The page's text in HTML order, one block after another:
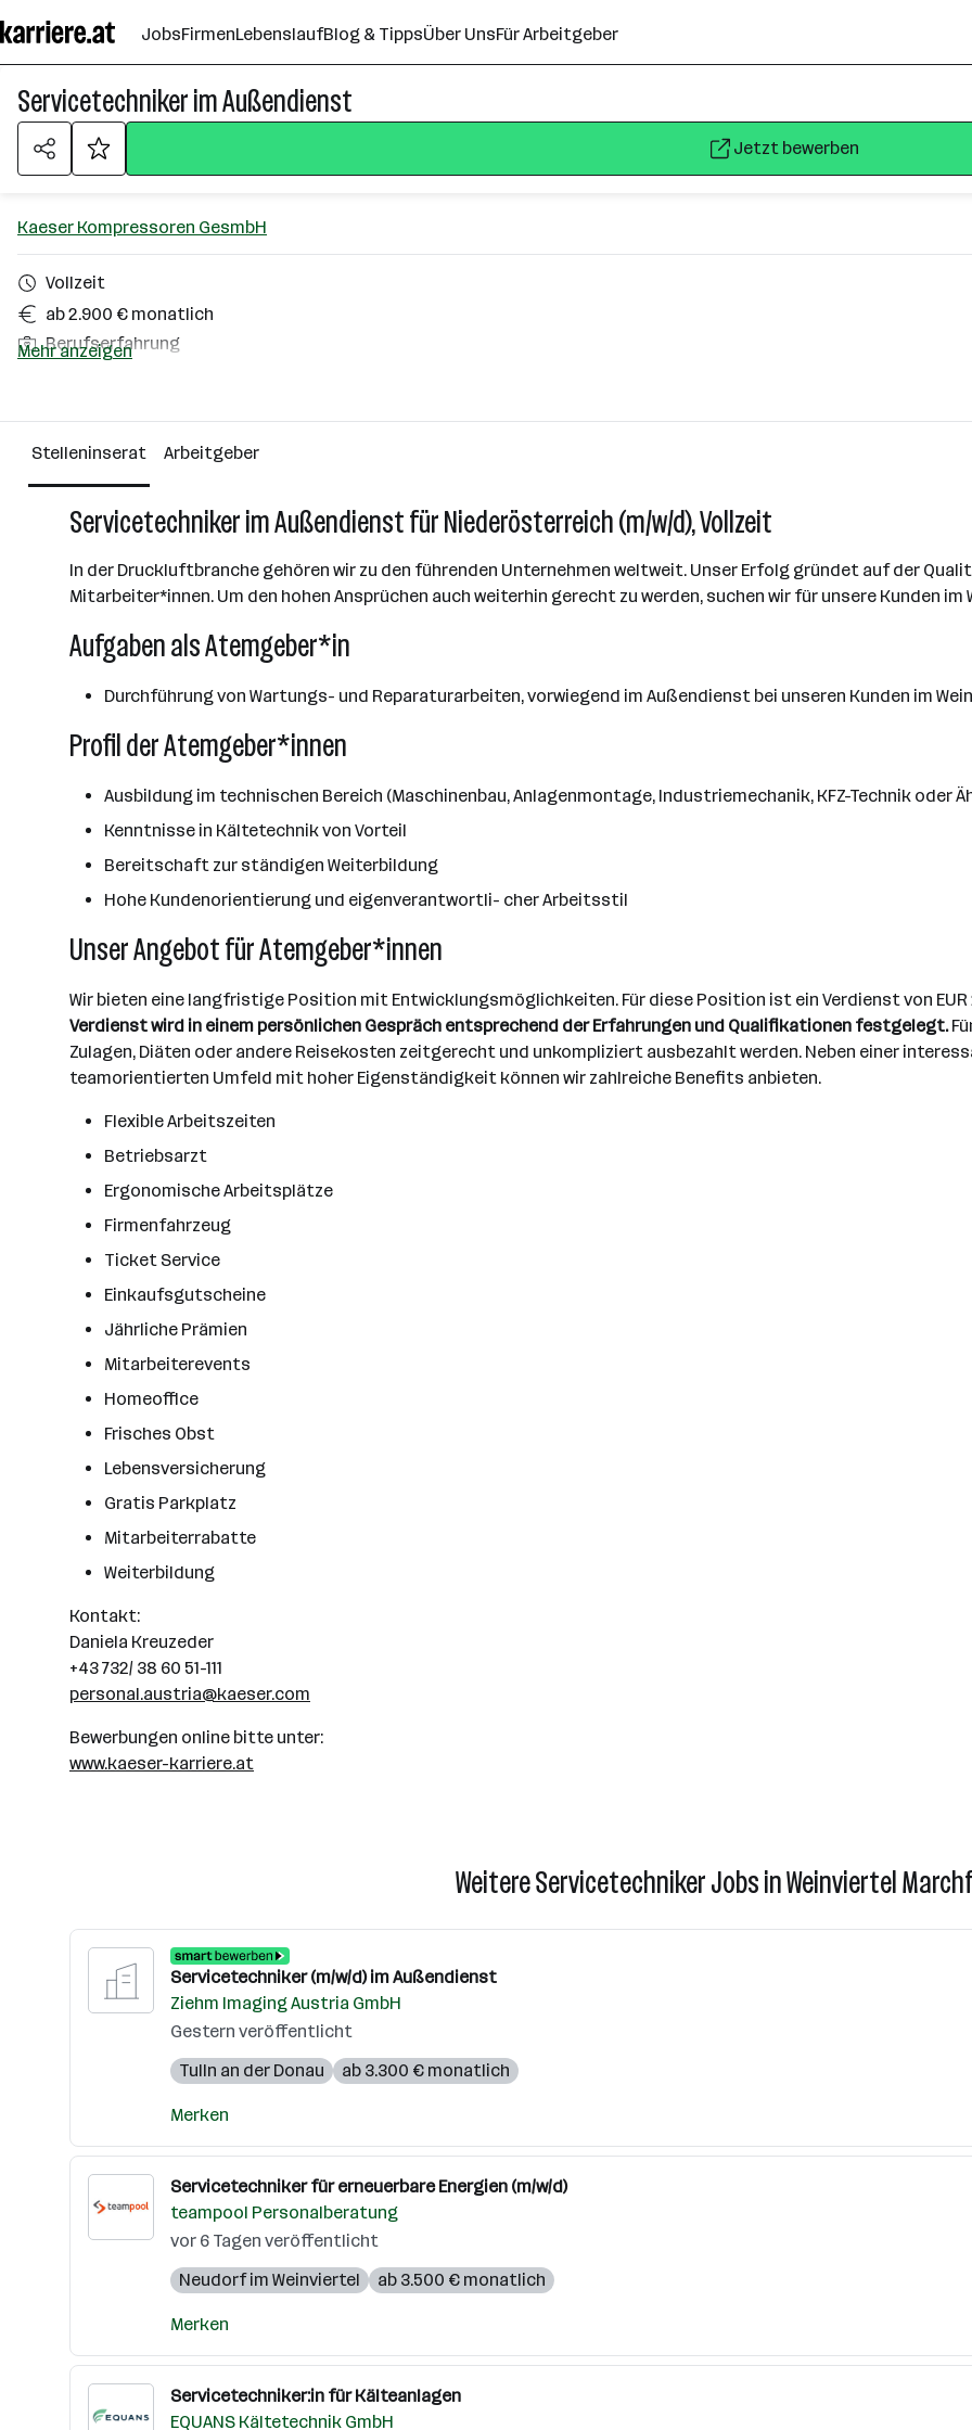
Seiteninhalt
springen
JobsFirmenLebenslaufBlog & TippsÜber UnsFür Arbeitgeber
Servicetechniker im Außendienst
Jetzt bewerben
Kaeser Kompressoren GesmbH
Vollzeit
ab 2.900 € monatlich
Berufserfahrung
101 - 500 Mitarbeiter*innen
Mehr anzeigen
Stelleninserat Arbeitgeber
Servicetechniker im Außendienst für Niederösterreich (m/w/d), Vollzeit
In der Druckluftbranche gehören wir zu den führenden Unternehmen weltweit. Unser Erfolg gründet auf der
Mitarbeiter*innen. Um den hohen Ansprüchen auch weiterhin gerecht zu werden, suchen wir für unsere Kunden
Aufgaben als Atemgeber*in
Durchführung von Wartungs- und Reparaturarbeiten, vorwiegend im Außendienst bei unseren Kunden im
Profil der Atemgeber*innen
Ausbildung im technischen Bereich (Maschinenbau, Anlagenmontage, Industriemechanik, KFZ-Technik oder
Kenntnisse in Kältetechnik von Vorteil
Bereitschaft zur ständigen Weiterbildung
Hohe Kundenorientierung und eigenverantwortli- cher Arbeitsstil
Unser Angebot für Atemgeber*innen
Wir bieten eine langfristige Position mit Entwicklungsmöglichkeiten. Für diese Position ist ein Verdienst von
Verdienst wird in einem persönlichen Gespräch entsprechend der Erfahrungen und Qualifikationen festgelegt.
Zulagen, Diäten oder andere Reisekosten zeitgerecht und unkompliziert ausbezahlt werden. Neben einer
teamorientierten Umfeld mit hoher Eigenständigkeit können wir zahlreiche Benefits anbieten.
Flexible Arbeitszeiten
Betriebsarzt
Ergonomische Arbeitsplätze
Firmenfahrzeug
Ticket Service
Einkaufsgutscheine
Jährliche Prämien
Mitarbeiterevents
Homeoffice
Frisches Obst
Lebensversicherung
Gratis Parkplatz
Mitarbeiterrabatte
Weiterbildung
Kontakt:
Daniela Kreuzeder
+43 732/ 38 60 51-111
personal.austria@kaeser.com
Bewerbungen online bitte unter:
www.kaeser-karriere.at
Weitere Servicetechniker Jobs in Weinviertel
Servicetechniker (m/w/d) im Außendienst
Ziehm Imaging Austria GmbH
Gestern veröffentlicht
Tulln an der Donau
ab 3.300 € monatlich
Merken
Servicetechniker für erneuerbare Energien (m/w/d)
teampool Personalberatung
vor 6 Tagen veröffentlicht
Neudorf im Weinviertel
ab 3.500 € monatlich
Merken
Servicetechniker:in für Kälteanlagen
EQUANS Kältetechnik GmbH